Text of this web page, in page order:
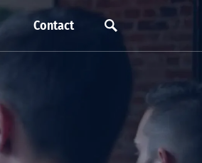
Contact